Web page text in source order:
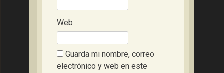
Web
Guarda mi nombre, correo
electrónico y web en este